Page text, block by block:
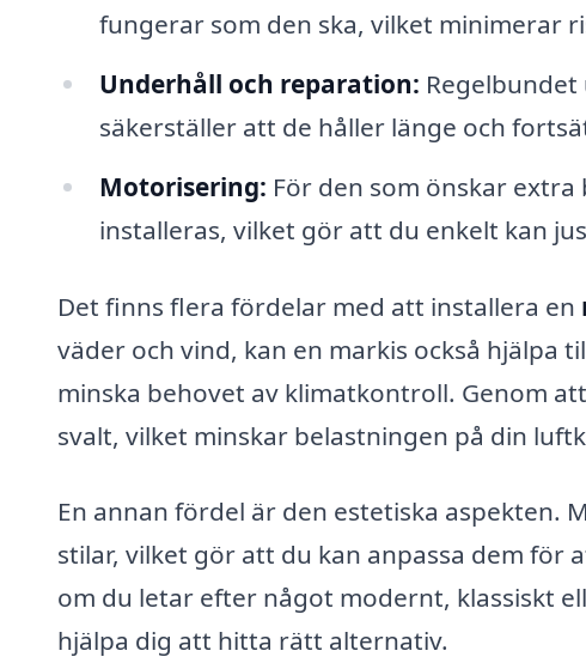
fungerar som den ska, vilket minimerar
Underhåll och reparation:
säkerställer att de håller länge och
Motorisering: För den som önskar
installeras, vilket gör att du enkelt kan
Det finns flera fördelar med att installera en
väder och vind, kan en markis också hjälpa
minska behovet av klimatkontroll. Genom
svalt, vilket minskar belastningen på din
En annan fördel är den estetiska aspekten.
stilar, vilket gör att du kan anpassa dem för
om du letar efter något modernt, klassiskt
hjälpa dig att hitta rätt alternativ.